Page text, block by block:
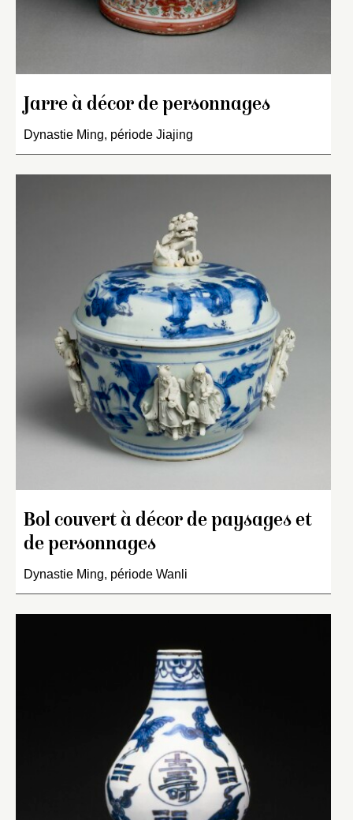
Jarre à décor de personnages
Dynastie Ming, période Jiajing
Bol couvert à décor de paysages et
de personnages
Dynastie Ming, période Wanli